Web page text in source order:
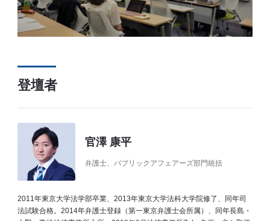
登壇者
官澤 康平
弁護士、パブリックアフェアーズ部門統括
2011年東京大学法学部卒業、2013年東京大学法科大学院修了、同年司
法試験合格。2014年弁護士登録（第一東京弁護士会所属）、同年長島・